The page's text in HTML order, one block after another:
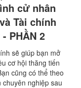
cử nhân
Tài chính
PHẦN 2
sẽ giúp bạn mở
cơ hội thăng tiến
cũng có thể theo
nghiệp sau